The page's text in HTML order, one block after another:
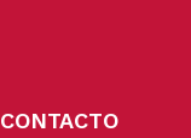
CONTACTO